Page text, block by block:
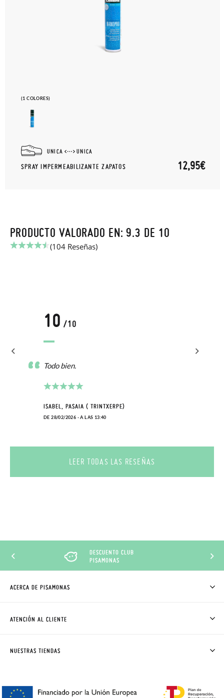
(1 COLORES)
UNICA UNICA
SPRAY IMPERMEABILIZANTE ZAPATOS 12,95€
PRODUCTO VALORADO EN: 9.3 DE 10
(104 Reseñas)
10 /10
Todo bien.
ISABEL, PASAIA ( TRINTXERPE)
DE 28/02/2026 - A LAS 13:40
LEER TODAS LAS RESEÑAS
DESCUENTO CLUB
PISAMONAS
ACERCA DE PISAMONAS
CÓMO COMPRAR
AVISO LEGAL, PRIVACIDAD Y COOKIES
ATENCIÓN AL CLIENTE
PREGUNTAS FRECUENTES
NUESTRAS TIENDAS